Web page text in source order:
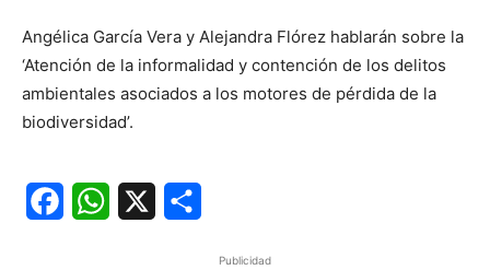
Angélica García Vera y Alejandra Flórez hablarán sobre la
‘Atención de la informalidad y contención de los delitos
ambientales asociados a los motores de pérdida de la
biodiversidad’.
FacebookWhatsApp
Publicidad